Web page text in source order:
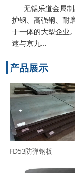
无锡乐道金属制
护钢、高强钢、耐
于一体的大型企业
速与京九…
产品展示
FD53防弹钢板